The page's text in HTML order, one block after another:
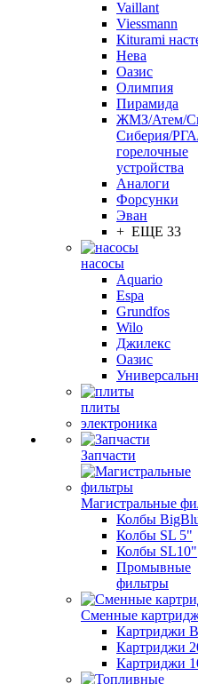
Vaillant
Viessmann
Кiturami
Нева
Оазис
Олимпия
Пирамида
ЖМЗ/Атем/
Сиберия/
горелочные
устройства
Aналоги
Форсунки
Эван
+ ЕЩЕ 33
насосы
Aquario
Espa
Grundfos
Wilo
Джилекс
Оазис
плиты
электроника
Запчасти
Магистральные
Колбы
Колбы SL 5"
Колбы SL10"
Промывные
фильтры
Сменные
Картриджи
Картриджи
Картриджи